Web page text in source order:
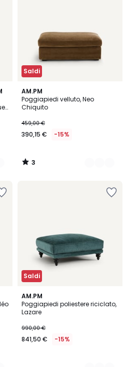
Saldi
AM.PM
Poggiapiedi velluto, Neo
Chiquito
459,00 €
390,15 € -15%
3
/
5
5
Colori
3
/
Saldi
AM.PM
Poggiapiedi poliestere riciclato,
Lazare
990,00 €
841,50 € -15%
3
Colori